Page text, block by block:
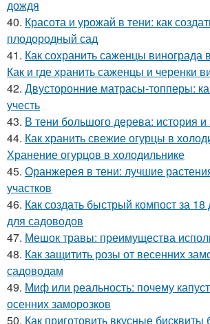
дождя
40. Красота и урожай в тени: как
плодородный сад
41. Как сохранить саженцы винограда
Как и где хранить саженцы и черенки
42. Двусторонние матрасы-топперы:
учесть
43. В тени большого дерева: история и
44. Как хранить свежие огурцы в
Хранение огурцов в холодильнике
45. Оранжерея в тени: лучшие
участков
46. Как создать быстрый компост за 18
для садоводов
47. Мешок травы: преимущества
48. Как защитить розы от весенних
садоводам
49. Миф или реальность: почему
осенних заморозков
50. Как приготовить вкусные